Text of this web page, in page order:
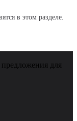
в этом разделе.
для